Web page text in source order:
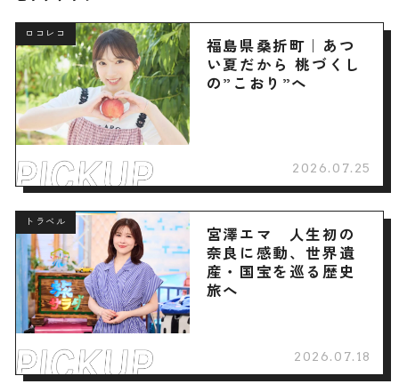
ロコレコ
福島県桑折町｜あつ
い夏だから 桃づくし
の”こおり”へ
2026.07.25
トラベル
宮澤エマ 人生初の
奈良に感動、世界遺
産・国宝を巡る歴史
旅へ
2026.07.18